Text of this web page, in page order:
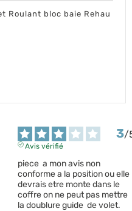
Roulant bloc baie Rehau
3/
Avis vérifié
piece  a mon avis non
conforme a la position ou elle
devrais etre monte dans le
coffre on ne peut pas mettre
la doublure guide  de volet.